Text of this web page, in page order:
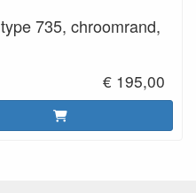
735, chroomrand,
€ 195,00